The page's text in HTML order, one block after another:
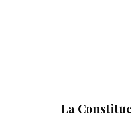
La